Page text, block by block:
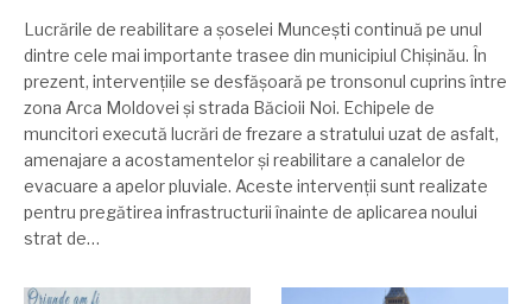
Lucrările de reabilitare a șoselei Muncești continuă pe unul
dintre cele mai importante trasee din municipiul Chișinău. În
prezent, intervențiile se desfășoară pe tronsonul cuprins între
zona Arca Moldovei și strada Băcioii Noi. Echipele de
muncitori execută lucrări de frezare a stratului uzat de asfalt,
amenajare a acostamentelor și reabilitare a canalelor de
evacuare a apelor pluviale. Aceste intervenții sunt realizate
pentru pregătirea infrastructurii înainte de aplicarea noului
strat de…